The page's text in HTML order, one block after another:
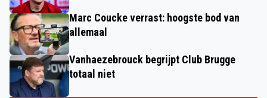
Marc Coucke verrast: hoogste bod van
allemaal
Vanhaezebrouck begrijpt Club Brugge
totaal niet